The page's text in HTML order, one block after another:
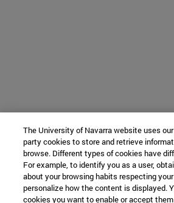
The University of Navarra website uses
party cookies to store and retrieve
browse. Different types of cookies have
For example, to identify you as a user,
about your browsing habits respecting
personalize how the content is displayed.
cookies you want to enable or accept